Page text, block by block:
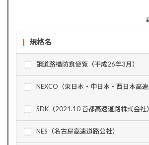
規格名
鋼道路橋防食便覧（平成26年3月）
NEXCO（東日本・中日本・西日本高速
SDK（2021.10 首都高速道路株式会社）
NES（名古屋高速道路公社）